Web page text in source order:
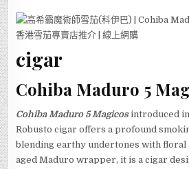
cigar
Cohiba Maduro 5
Cohiba Maduro 5 Magicosintroduced
Robusto cigar offers a profound
blending earthy undertones with floral
aged Maduro wrapper, it is a cigar